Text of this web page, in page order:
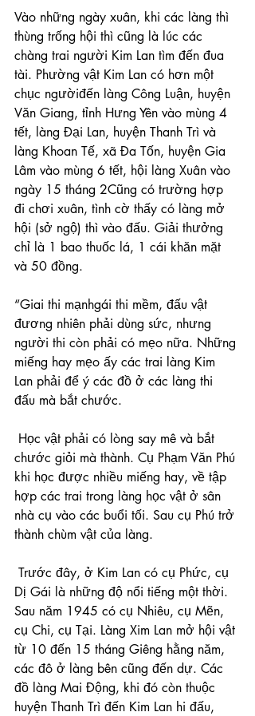
Vào những ngày xuân, khi các làng thì
thùng trống hội thì cũng là lúc các
chàng trai người Kim Lan tìm đến đua
tài. Phường vật Kim Lan có hơn một
chục ngườiđến làng Công Luận, huyện
Văn Giang, tỉnh Hưng Yên vào mùng 4
tết, làng Đại Lan, huyện Thanh Trì và
làng Khoan Tế, xã Đa Tốn, huyện Gia
Lâm vào mùng 6 tết, hội làng Xuân vào
ngày 15 tháng 2Cũng có trường hợp
đi chơi xuân, tình cờ thấy có làng mở
hội (sở ngộ) thì vào đấu. Giải thưởng
chỉ là 1 bao thuốc lá, 1 cái khăn mặt
và 50 đồng.
“Giai thi mạnhgái thi mềm, đấu vật
đương nhiên phải dùng sức, nhưng
người thi còn phải có mẹo nữa. Những
miếng hay mẹo ấy các trai làng Kim
Lan phải để ý các đồ ở các làng thi
đấu mà bắt chước.
chước giỏi mà thành. Cụ Phạm Văn Phú
khi học được nhiều miếng hay, về tập
hợp các trai trong làng học vật ở sân
nhà cụ vào các buổi tối. Sau cụ Phú trở
thành chùm vật của làng.
Dị Gái là những độ nổi tiếng một thời.
Sau năm 1945 có cụ Nhiêu, cụ Mẽn,
cụ Chi, cụ Tại. Làng Xim Lan mở hội vật
từ 10 đến 15 tháng Giêng hằng năm,
các đô ở làng bên cũng đến dự. Các
đồ làng Mai Động, khi đó còn thuộc
huyện Thanh Trì đến Kim Lan hi đấu,